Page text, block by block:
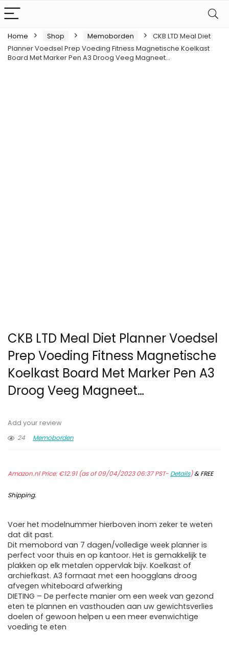
Home Shop Memoborden
CKB LTD Meal Diet
Planner Voedsel Prep Voeding Fitness Magnetische Koelkast
Board Met Marker Pen A3 Droog Veeg Magneet…
CKB LTD Meal Diet Planner Voedsel
Prep Voeding Fitness Magnetische
Koelkast Board Met Marker Pen A3
Droog Veeg Magneet…
Add your review
24
Memoborden
Amazon.nl Price:€12.91(as of 09/04/2023 06:37 PST- Details)&FREE
Shipping.
Voer het modelnummer hierboven inom zeker te weten
dat dit past.
Dit memobord van 7 dagen/volledige week planner is
perfect voor thuis en op kantoor. Het is gemakkelijk te
plakken op elk metalen oppervlak bijv. Koelkast of
archiefkast. A3 formaat met een hoogglans droog
afvegen whiteboard afwerking
DIETING – De perfecte manier om een ​​week van gezond
eten te plannen en vasthouden aan uw gewichtsverlies
doelen of gewoon helpen u een meer evenwichtige
voeding te eten